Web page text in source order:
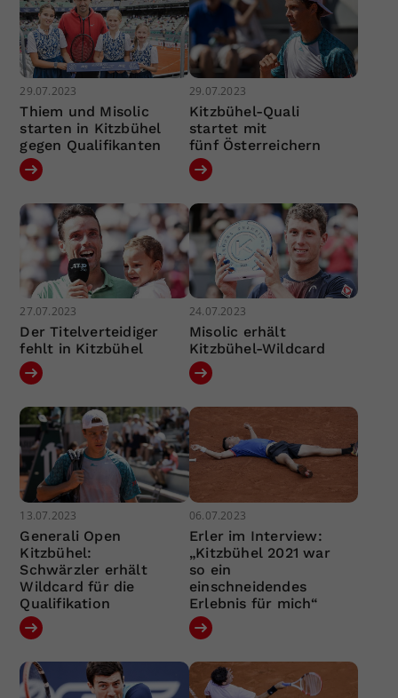
29.07.2023
Thiem und Misolic
starten in Kitzbühel
gegen Qualifikanten
29.07.2023
Kitzbühel-Quali
startet mit
fünf Österreichern
27.07.2023
Der Titelverteidiger
fehlt in Kitzbühel
24.07.2023
Misolic erhält
Kitzbühel-Wildcard
13.07.2023
Generali Open
Kitzbühel:
Schwärzler erhält
Wildcard für die
Qualifikation
06.07.2023
Erler im Interview:
„Kitzbühel 2021 war
so ein
einschneidendes
Erlebnis für mich“